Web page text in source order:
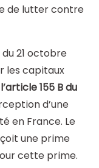
de lutter contre
21 octobre
les capitaux
155 B du
d’une
en France. Le
une prime
cette prime.